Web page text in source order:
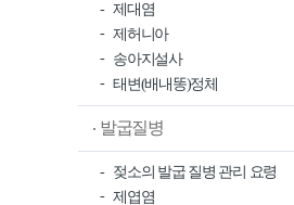
제대염
제허니아
송아지설사
태변(배내똥)정체
발굽질병
젖소의 발굽 질병 관리 요령
제엽염